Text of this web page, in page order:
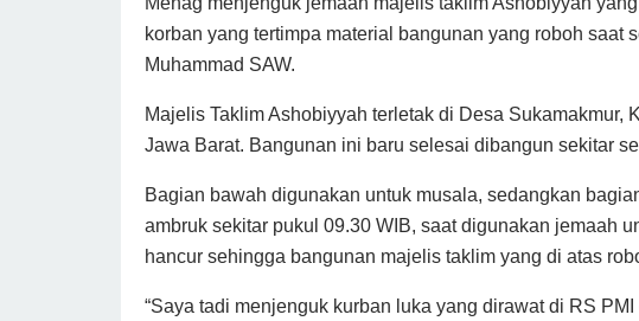
korban yang tertimpa material bangunan yang roboh saat
Muhammad SAW.
Majelis Taklim Ashobiyyah terletak di Desa Sukamakmur,
Jawa Barat. Bangunan ini baru selesai dibangun sekitar
Bagian bawah digunakan untuk musala, sedangkan
ambruk sekitar pukul 09.30 WIB, saat digunakan jemaah
hancur sehingga bangunan majelis taklim yang di atas
“Saya tadi menjenguk kurban luka yang dirawat di RS